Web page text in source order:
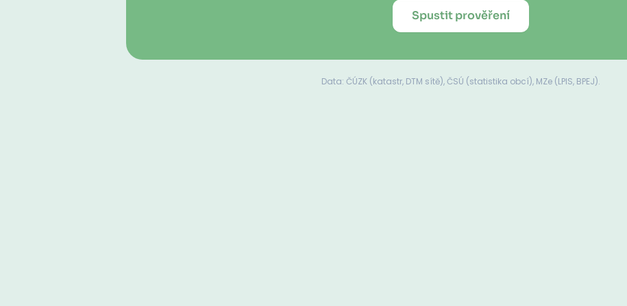
Spustit prověření
Data: ČÚZK (katastr, DTM sítě), ČSÚ (statistika obcí), MZe (LPIS, BPEJ).